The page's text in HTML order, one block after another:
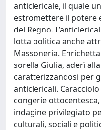
anticlericale, il quale
estromettere il potere
del Regno.
lotta politica anche
Massoneria.
sorella Giulia, aderì
caratterizzandosi per
anticlericali.
congerie
indagine privilegiato
culturali, sociali e